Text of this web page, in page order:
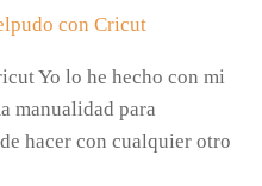
Yo lo he hecho con mi
manualidad para
hacer con cualquier otro